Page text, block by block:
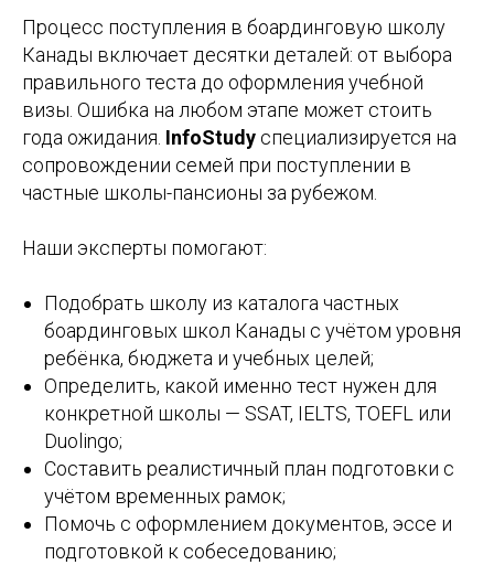
Процесс поступления в боардинговую школу
Канады включает десятки деталей: от выбора
правильного теста до оформления учебной
визы. Ошибка на любом этапе может стоить
года ожидания. InfoStudy специализируется на
сопровождении семей при поступлении в
частные школы-пансионы за рубежом.
Наши эксперты помогают:
Подобрать школу из каталога частных
боардинговых школ Канады с учётом уровня
ребёнка, бюджета и учебных целей;
Определить, какой именно тест нужен для
конкретной школы — SSAT, IELTS, TOEFL или
Duolingo;
Составить реалистичный план подготовки с
учётом временных рамок;
Помочь с оформлением документов, эссе и
подготовкой к собеседованию;